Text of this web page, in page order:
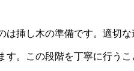
は挿し木の準備です。適切
。この段階を丁寧に行う